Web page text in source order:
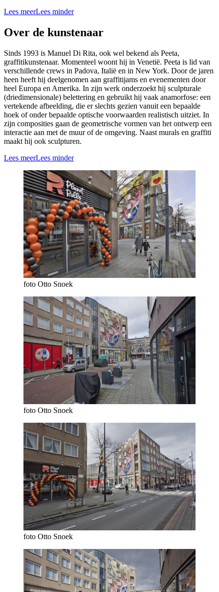
Lees meerLees minder
Over de kunstenaar
Sinds 1993 is Manuel Di Rita, ook wel bekend als Peeta,
graffitikunstenaar. Momenteel woont hij in Venetië. Peeta is lid van
verschillende crews in Padova, Italië en in New York. Door de jaren
heen heeft hij deelgenomen aan graffitijams en evenementen door
heel Europa en Amerika. In zijn werk onderzoekt hij sculpturale
(driedimensionale) belettering en gebruikt hij vaak anamorfose: een
vertekende afbeelding, die er slechts gezien vanuit een bepaalde
hoek of onder bepaalde optische voorwaarden realistisch uitziet. In
zijn composities gaan de geometrische vormen van het ontwerp een
interactie aan met de muur of de omgeving. Naast murals en graffiti
maakt hij ook sculpturen.
Lees meerLees minder
foto Otto Snoek
foto Otto Snoek
foto Otto Snoek